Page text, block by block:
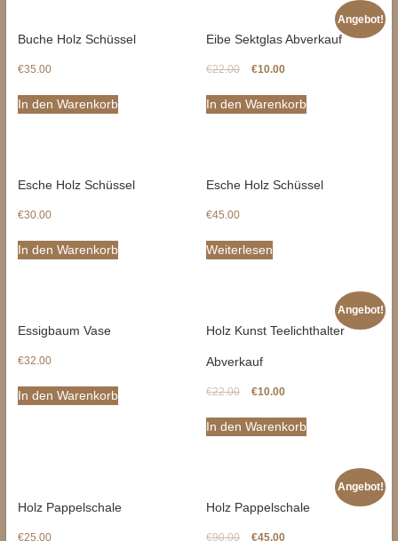
Buche Holz Schüssel
€35.00
In den Warenkorb
Angebot!
Eibe Sektglas Abverkauf
€22.00 €10.00
In den Warenkorb
Esche Holz Schüssel
€30.00
In den Warenkorb
Esche Holz Schüssel
€45.00
Weiterlesen
Essigbaum Vase
€32.00
In den Warenkorb
Angebot!
Holz Kunst Teelichthalter
Abverkauf
€22.00 €10.00
In den Warenkorb
Holz Pappelschale
€25.00
Angebot!
Holz Pappelschale
€90.00 €45.00